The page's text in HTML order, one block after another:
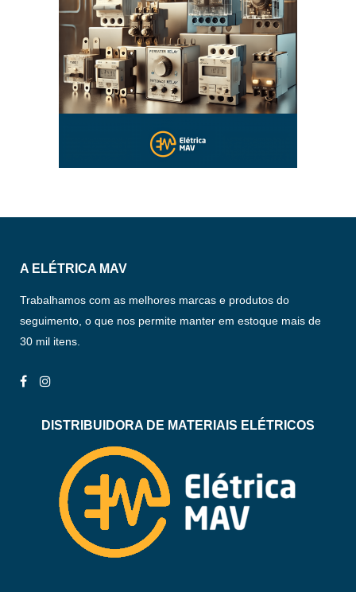
A ELÉTRICA MAV
Trabalhamos com as melhores marcas e produtos do
seguimento, o que nos permite manter em estoque mais de
30 mil itens.
DISTRIBUIDORA DE MATERIAIS ELÉTRICOS